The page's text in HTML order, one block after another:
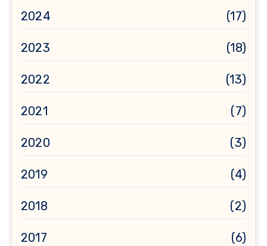
2024 (17)
2023 (18)
2022 (13)
2021 (7)
2020 (3)
2019 (4)
2018 (2)
2017 (6)